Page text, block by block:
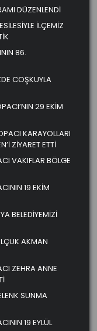
DÜZENLENDİ
İLÇEMİZ
86.
COŞKUYLA
29 EKİM
KARAYOLLARI
ZİYARET ETTİ
VAKIFLAR BÖLGE
19 EKİM
BELEDİYEMİZİ
AKMAN
ZEHRA ANNE
SUNMA
19 EYLÜL